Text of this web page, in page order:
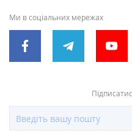
Ми в соціальних мережах